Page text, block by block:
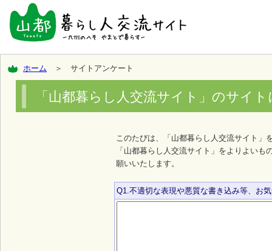
ホーム ＞ サイトアンケート
「山都暮らし人交流サイト」のサイ
このたびは、「山都暮らし人交流サイト」
「山都暮らし人交流サイト」をよりよい
願いいたします。
Q1.不適切な表現や悪質な書き込み等、お